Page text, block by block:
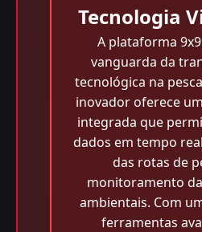
Tecnologia
A plataforma
vanguarda da
tecnológica na
inovador oferece
integrada que
dados em tempo
das rotas de
monitoramento
ambientais. Com
ferramentas